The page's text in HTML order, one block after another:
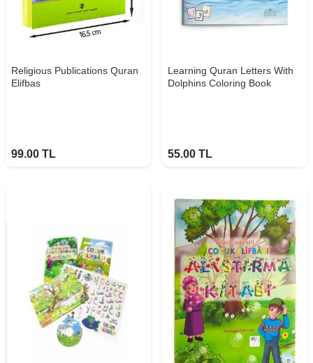
Religious Publications Quran
Elifbas
99.00 TL
Learning Quran Letters With
Dolphins Coloring Book
55.00 TL